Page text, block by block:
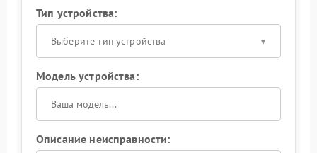
Тип устройства:
Выберите тип устройства
Модель устройства:
Описание неисправности: